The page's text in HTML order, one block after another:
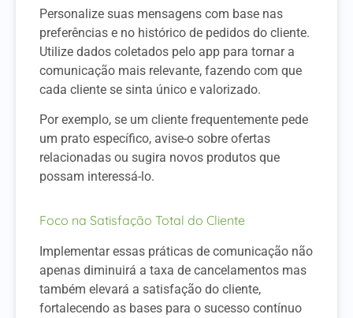
Personalize suas mensagens com base nas
preferências e no histórico de pedidos do cliente.
Utilize dados coletados pelo app para tornar a
comunicação mais relevante, fazendo com que
cada cliente se sinta único e valorizado.
Por exemplo, se um cliente frequentemente pede
um prato específico, avise-o sobre ofertas
relacionadas ou sugira novos produtos que
possam interessá-lo.
Foco na Satisfação Total do Cliente
Implementar essas práticas de comunicação não
apenas diminuirá a taxa de cancelamentos mas
também elevará a satisfação do cliente,
fortalecendo as bases para o sucesso contínuo